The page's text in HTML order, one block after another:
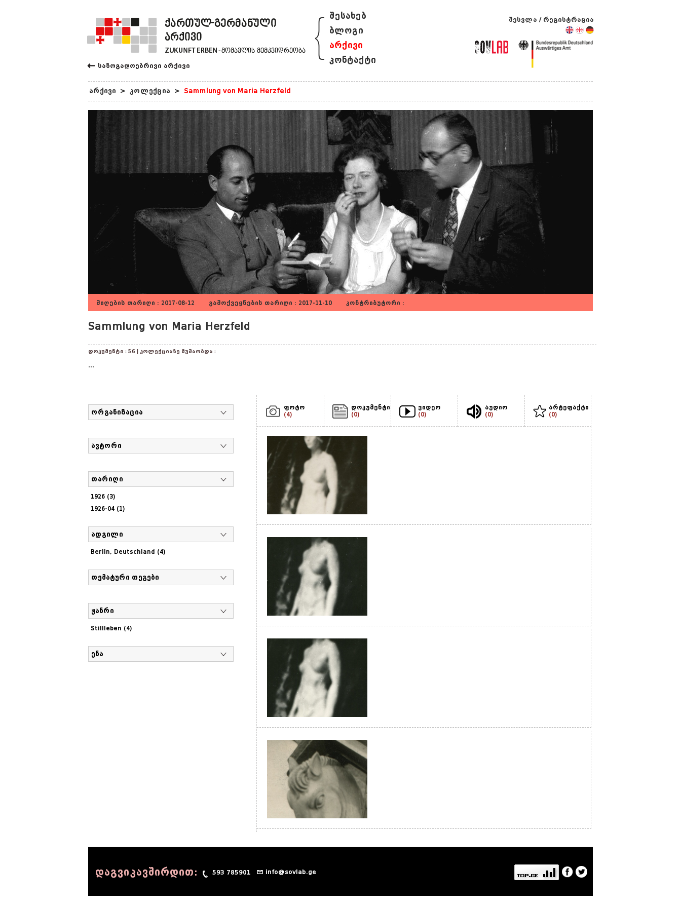
← საზოგადოებრივი არქივი
{ შესახებ
ბლოგი
არქივი
კონტაქტი
შესვლა / რეგისტრაცია
არქივი > კოლექცია > Sammlung von Maria Herzfeld
მიღების თარიღი : 2017-08-12 გამოქვეყნების თარიღი : 2017-11-10 კონტრიბუტორი :
Sammlung von Maria Herzfeld
დოკუმენტი : 56 | კოლექციაზე მუშაობდა :
...
ორგანიზაცია
ავტორი
თარიღი
1926 (3)
1926-04 (1)
ადგილი
Berlin, Deutschland (4)
თემატური თეგები
ჟანრი
Stillleben (4)
ენა
ფოტო
(4)
დოკუმენტი
(0)
ვიდეო
(0)
აუდიო
(0)
არტეფაქტი
(0)
დაგვიკავშირდით: 593 785901 info@sovlab.ge